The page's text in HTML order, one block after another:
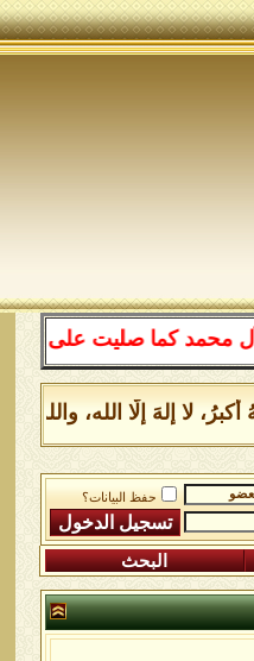
كما صليت على
أكبرُ، لا إلهَ إلَّا الله،
حفظ البيانات؟
البحث